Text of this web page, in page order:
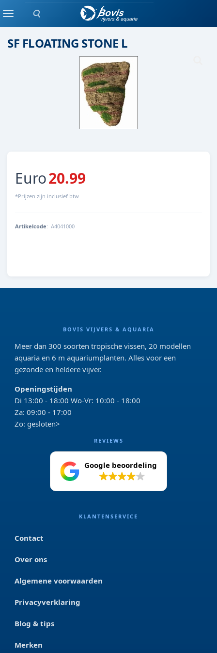
Zoeken
MenuKeramiek/ kunststof
SF FLOATING STONE L
Euro20.99
*Prijzen zijn inclusief btw
Artikelcode: A4041000
BOVIS VIJVERS & AQUARIA
Meer dan 300 soorten tropische vissen, 20 modellen
aquaria en 6 m aquariumplanten. Alles voor een
gezonde en heldere vijver.
Openingstijden
Di 13:00 - 18:00 Wo-Vr: 10:00 - 18:00
Za: 09:00 - 17:00
Zo: gesloten>
REVIEWS
Google beoordeling
KLANTENSERVICE
Contact
Over ons
Algemene voorwaarden
Privacyverklaring
Blog & tips
Merken